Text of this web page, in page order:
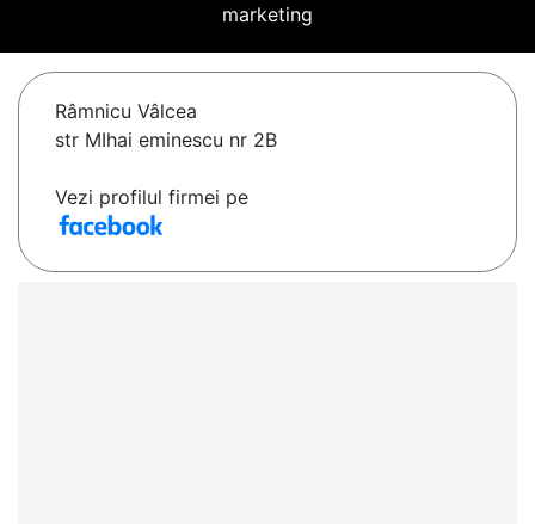
marketing
Râmnicu Vâlcea
str MIhai eminescu nr 2B
Vezi profilul firmei pe